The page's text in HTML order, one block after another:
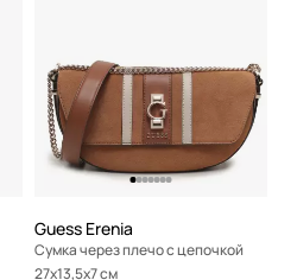
Guess Erenia
Сумка через плечо с цепочкой
27x13,5x7 см